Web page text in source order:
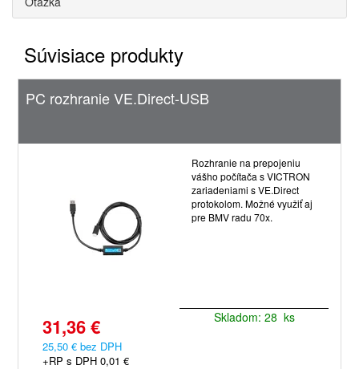
Súvisiace produkty
PC rozhranie VE.Direct-USB
Rozhranie na prepojeniu
vášho počítača s VICTRON
zariadeniami s VE.Direct
protokolom. Možné využiť aj
pre BMV radu 70x.
31,36 €
25,50 € bez DPH
+RP s DPH 0,01 €
Skladom: 28 ks